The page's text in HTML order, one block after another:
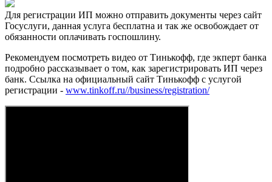
Для регистрации ИП можно отправить документы через сайт
Госуслуги, данная услуга бесплатна и так же освобождает от
обязанности оплачивать госпошлину.
Рекомендуем посмотреть видео от Тинькофф, где экперт банка
подробно рассказывает о том, как зарегистрировать ИП через
банк. Ссылка на официальный сайт Тинькофф с услугой
регистрации - www.tinkoff.ru//business/registration/